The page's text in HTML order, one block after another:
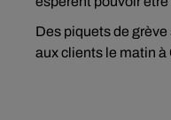
Des piquets de
aux clients le matin à